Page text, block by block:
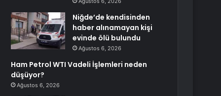
Niğde’de kendisinden
haber alınamayan kişi
evinde ölü bulundu
Ağustos 6, 2026
Ham Petrol WTI Vadeli İşlemleri neden
düşüyor?
Ağustos 6, 2026